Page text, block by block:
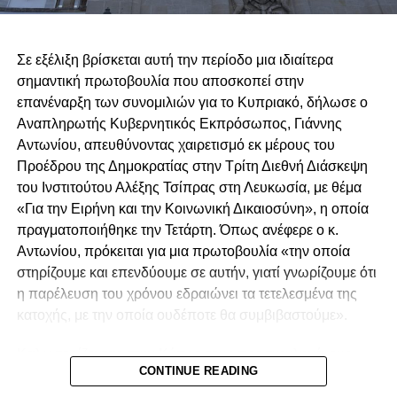
να αναγνωρίζεται από «φιλικές και αδελφικές χώρες»,
διπλωματίας».
Αν δεν ήταν επικίνδυνο, θα ήταν κωμικό. Αν δεν
προκαλούσε οργή, θα θύμιζε σατιρικό σκετς. Κι όμως, ο
αναθεωρητισμός δεν είναι πια ψίθυρος· είναι δημόσια
πολιτική. Και όσο η διεθνής κοινότητα σιωπά ή δείχνει
ανοχή, οι Τατάρ αυτού του κόσμου θα συνεχίσουν να
αποκαλούν «ειρήνη» την εισβολή και «προστασία» την
κατοχή.
Η Ιστορία, όμως, έχει μνήμη. Και οι λαοί, ακόμα κι όταν
υπομένουν, δεν ξεχνούν.
Όμηροι, όχι συλληφθέντες – Και πάλι…
Σε εξέλιξη βρίσκεται αυτή την περίοδο μια ιδιαίτερα
σημαντική πρωτοβουλία που αποσκοπεί στην
επανέναρξη των συνομιλιών για το Κυπριακό, δήλωσε ο
Αναπληρωτής Κυβερνητικός Εκπρόσωπος, Γιάννης
Αντωνίου, απευθύνοντας χαιρετισμό εκ μέρους του
Προέδρου της Δημοκρατίας στην Τρίτη Διεθνή Διάσκεψη
του Ινστιτούτου Αλέξης Τσίπρας στη Λευκωσία, με θέμα
«Για την Ειρήνη και την Κοινωνική Δικαιοσύνη», η οποία
πραγματοποιήθηκε την Τετάρτη. Όπως ανέφερε ο κ.
Αντωνίου, πρόκειται για μια πρωτοβουλία «την οποία
στηρίζουμε και επενδύουμε σε αυτήν, γιατί γνωρίζουμε ότι
η παρέλευση του χρόνου εδραιώνει τα τετελεσμένα της
κατοχής, με την οποία ουδέποτε θα συμβιβαστούμε».
Καλωσορίζοντας στην Κύπρο τους προσκεκλημένους
από την Ελλάδα και άλλες χώρες, ο Αναπληρωτής
CONTINUE READING